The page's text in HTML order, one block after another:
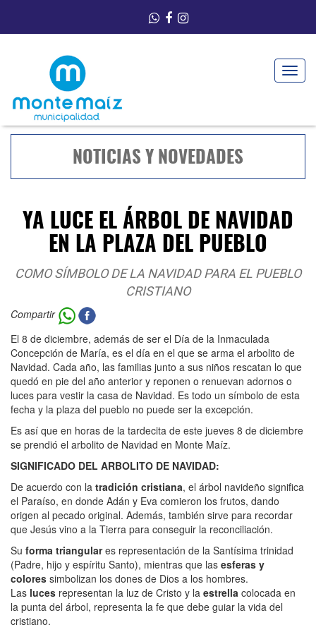
Toggle
NOTICIAS Y NOVEDADES
YA LUCE EL ÁRBOL DE NAVIDAD
EN LA PLAZA DEL PUEBLO
COMO SÍMBOLO DE LA NAVIDAD PARA EL PUEBLO
CRISTIANO
Compartir
El 8 de diciembre, además de ser el Día de la Inmaculada
Concepción de María, es el día en el que se arma el arbolito de
Navidad. Cada año, las familias junto a sus niños rescatan lo que
quedó en pie del año anterior y reponen o renuevan adornos o
luces para vestir la casa de Navidad. Es todo un símbolo de esta
fecha y la plaza del pueblo no puede ser la excepción.
Es así que en horas de la tardecita de este jueves 8 de diciembre
se prendió el arbolito de Navidad en Monte Maíz.
SIGNIFICADO DEL ARBOLITO DE NAVIDAD:
De acuerdo con la tradición cristiana, el árbol navideño significa
el Paraíso, en donde Adán y Eva comieron los frutos, dando
origen al pecado original. Además, también sirve para recordar
que Jesús vino a la Tierra para conseguir la reconciliación.
Su forma triangulares representación de la Santísima trinidad
(Padre, hijo y espíritu Santo), mientras que las esferas y
colores simbolizan los dones de Dios a los hombres.
Las luces representan la luz de Cristo y la estrella colocada en
la punta del árbol, representa la fe que debe guiar la vida del
cristiano.